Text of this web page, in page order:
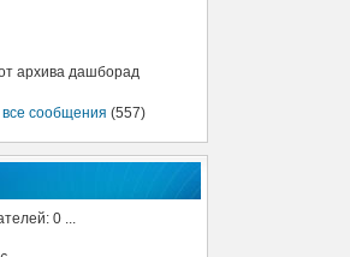
архива дашборад
сообщения (557)
0 ...